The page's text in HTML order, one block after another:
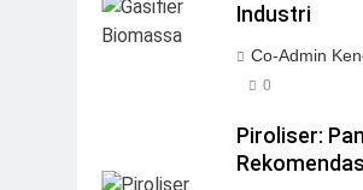
Industri
Co-Admin
0
Piroliser: